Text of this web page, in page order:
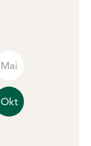
Mai
Okt